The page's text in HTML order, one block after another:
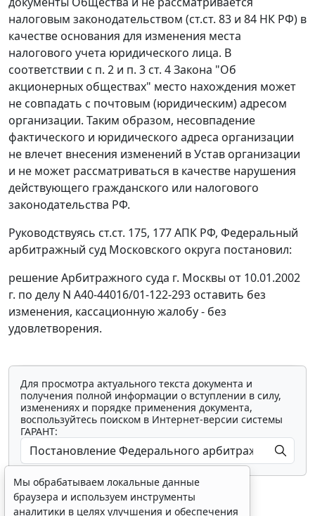
налоговым законодательством (ст.ст. 83 и 84 НК РФ) в
качестве основания для изменения места
налогового учета юридического лица. В
соответствии с п. 2 и п. 3 ст. 4Закона "Об
акционерных обществах" место нахождения может
не совпадать с почтовым (юридическим) адресом
организации. Таким образом, несовпадение
фактического и юридического адреса организации
не влечет внесения изменений в Устав организации
и не может рассматриваться в качестве нарушения
действующего гражданского или налогового
законодательства РФ.
Руководствуясь ст.ст. 175, 177АПК РФ, Федеральный
арбитражный суд Московского округа постановил:
решение Арбитражного суда г. Москвы от 10.01.2002
г. по делу N А40-44016/01-122-293 оставить без
изменения, кассационную жалобу - без
удовлетворения.
Для просмотра актуального текста документа и
получения полной информации о вступлении в силу,
изменениях и порядке применения документа,
воспользуйтесь поиском в Интернет-версии системы
ГАРАНТ:
Мы обрабатываем локальные данные
браузера и используем инструменты
аналитики в целях улучшения и обеспечения